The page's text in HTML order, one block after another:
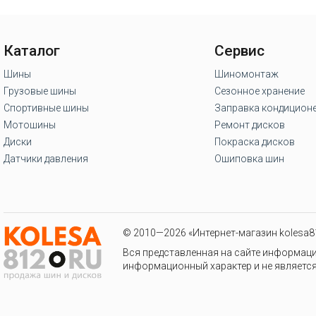
Каталог
Шины
Грузовые шины
Спортивные шины
Мотошины
Диски
Датчики давления
Сервис
Шиномонтаж
Сезонное хранение
Заправка
Ремонт дисков
Покраска дисков
Ошиповка шин
© 2010—2026 «Интернет-магазин
Вся представленная на сайте
информационный характер и не